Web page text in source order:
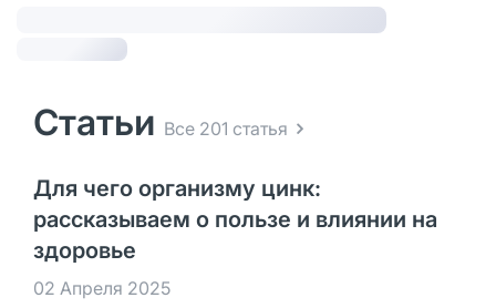
Статьи Все 201 статья
Для чего организму цинк:
рассказываем о пользе и влиянии на
здоровье
02 Апреля 2025